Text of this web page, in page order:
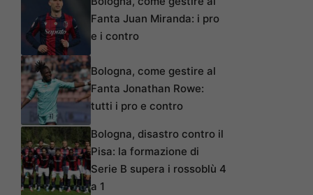
Fanta Juan Miranda: i pro
e i contro
Bologna, come gestire al
Fanta Jonathan Rowe:
tutti i pro e contro
Bologna, disastro contro il
Pisa: la formazione di
Serie B supera i rossoblù 4
a 1